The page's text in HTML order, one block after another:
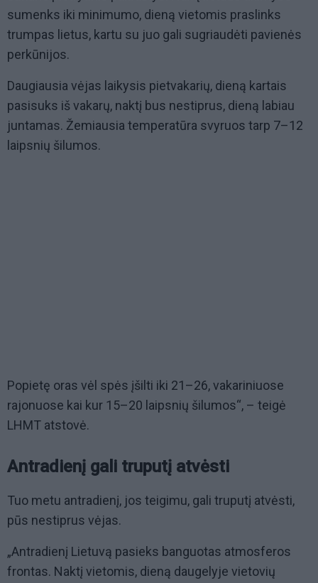
sumenks iki minimumo, dieną vietomis praslinks
trumpas lietus, kartu su juo gali sugriaudėti pavienės
perkūnijos.
Daugiausia vėjas laikysis pietvakarių, dieną kartais
pasisuks iš vakarų, naktį bus nestiprus, dieną labiau
juntamas. Žemiausia temperatūra svyruos tarp 7–12
laipsnių šilumos.
Popietę oras vėl spės įšilti iki 21–26, vakariniuose
rajonuose kai kur 15–20 laipsnių šilumos“, – teigė
LHMT atstovė.
Antradienį gali truputį atvėsti
Tuo metu antradienį, jos teigimu, gali truputį atvėsti,
pūs nestiprus vėjas.
„Antradienį Lietuvą pasieks banguotas atmosferos
frontas. Naktį vietomis, dieną daugelyje vietovių